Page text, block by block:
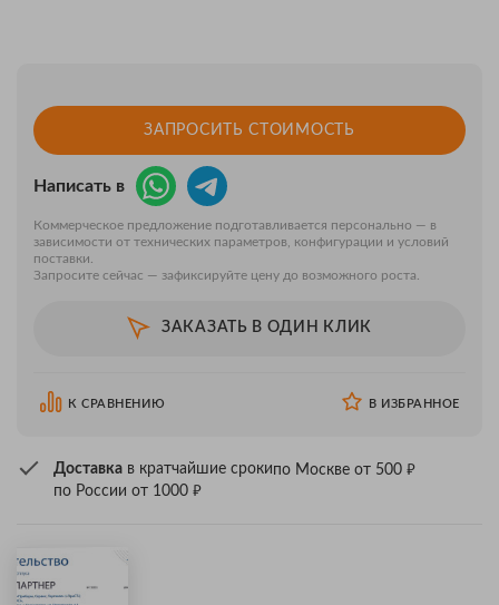
ЗАПРОСИТЬ СТОИМОСТЬ
Написать в
Коммерческое предложение подготавливается персонально — в
зависимости от технических параметров, конфигурации и условий
поставки.
Запросите сейчас — зафиксируйте цену до возможного роста.
ЗАКАЗАТЬ В ОДИН КЛИК
К СРАВНЕНИЮ В ИЗБРАННОЕ
Доставка в кратчайшие срокипо Москве от 500 ₽
по России от 1000 ₽